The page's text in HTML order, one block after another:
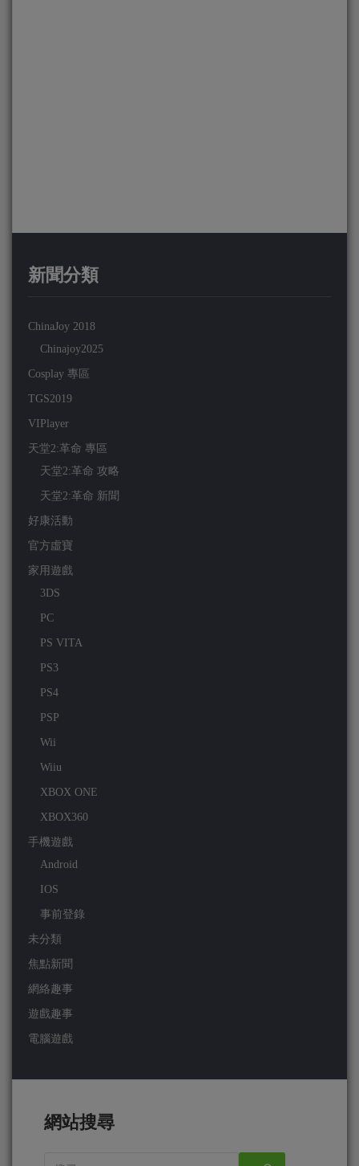
新聞分類
ChinaJoy 2018
Chinajoy2025
Cosplay 專區
TGS2019
VIPlayer
天堂2:革命 專區
天堂2:革命 攻略
天堂2:革命 新聞
好康活動
官方虛寶
家用遊戲
3DS
PC
PS VITA
PS3
PS4
PSP
Wii
Wiiu
XBOX ONE
XBOX360
手機遊戲
Android
IOS
事前登錄
未分類
焦點新聞
網絡趣事
遊戲趣事
電腦遊戲
網站搜尋